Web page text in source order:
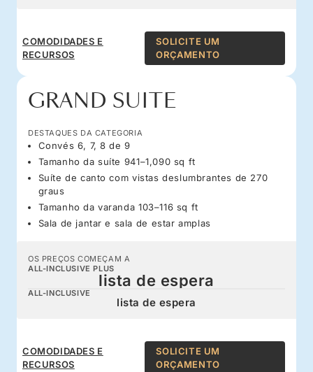
COMODIDADES E
RECURSOS
SOLICITE UM
ORÇAMENTO
GRAND SUITE
DESTAQUES DA CATEGORIA
Convés 6, 7, 8 de 9
Tamanho da suíte 941–1,090 sq ft
Suíte de canto com vistas deslumbrantes de 270
graus
Tamanho da varanda 103–116 sq ft
Sala de jantar e sala de estar amplas
OS PREÇOS COMEÇAM A
ALL-INCLUSIVE PLUS
lista de espera
ALL-INCLUSIVE
lista de espera
COMODIDADES E
RECURSOS
SOLICITE UM
ORÇAMENTO